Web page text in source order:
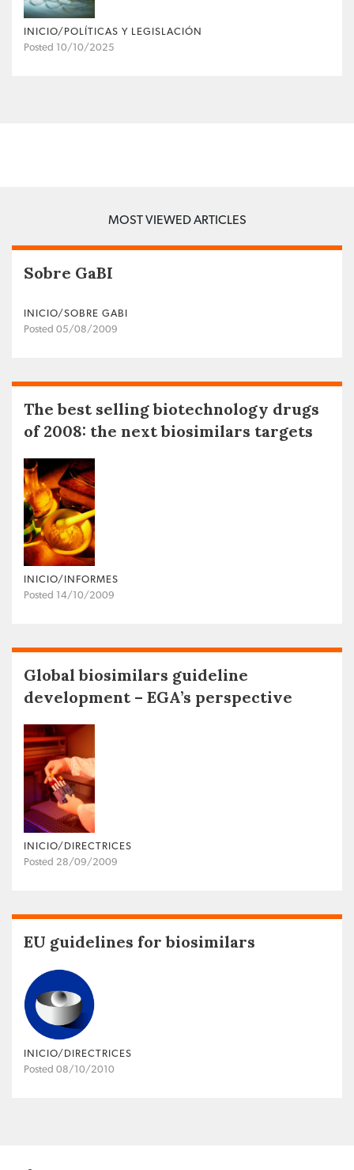
INICIO/POLÍTICAS Y LEGISLACIÓN
Posted 10/10/2025
MOST VIEWED ARTICLES
Sobre GaBI
INICIO/SOBRE GABI
Posted 05/08/2009
The best selling biotechnology drugs
of 2008: the next biosimilars targets
INICIO/INFORMES
Posted 14/10/2009
Global biosimilars guideline
development – EGA’s perspective
INICIO/DIRECTRICES
Posted 28/09/2009
EU guidelines for biosimilars
INICIO/DIRECTRICES
Posted 08/10/2010